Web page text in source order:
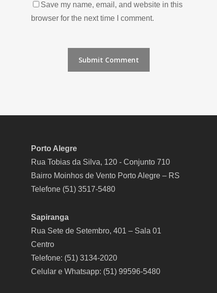
Save my name, email, and website in this
browser for the next time I comment.
Porto Alegre
Rua Tobias da Silva, 120 - Conjunto 710
Bairro Moinhos de Vento Porto Alegre – RS
Telefone (51) 3517-5480
Sapiranga
Rua Sete de Setembro, 401 – Sala 01
Centro
Telefone: (51) 3134-2020
Celular e Whatsapp: (51) 99596-5480